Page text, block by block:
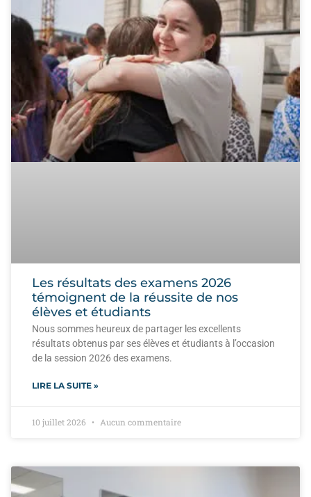
Les résultats des examens 2026
témoignent de la réussite de nos
élèves et étudiants
Nous sommes heureux de partager les excellents
résultats obtenus par ses élèves et étudiants à l’occasion
de la session 2026 des examens.
LIRE LA SUITE »
10 juillet 2026 Aucun commentaire